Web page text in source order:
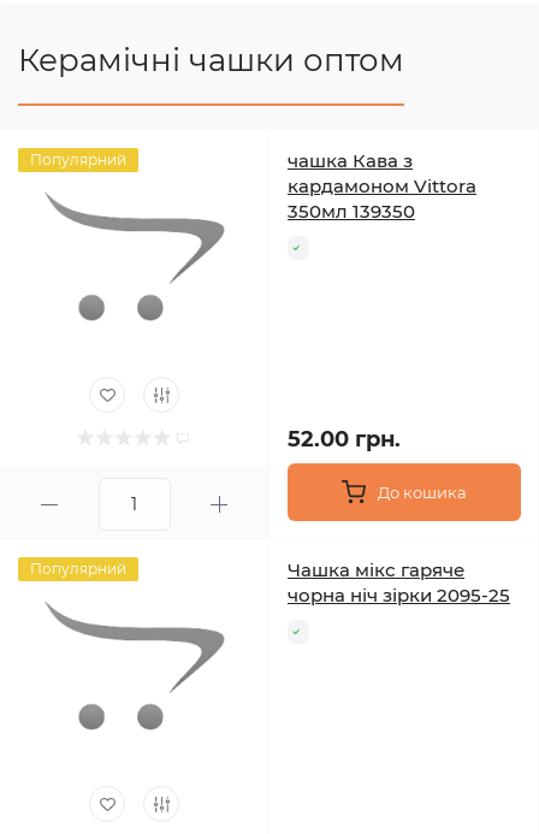
Керамічні чашки оптом
Популярний
чашка Кава з
кардамоном Vittora
350мл 139350
52.00 грн.
До кошика
Популярний
Чашка мікс гаряче
чорна ніч зірки 2095-25